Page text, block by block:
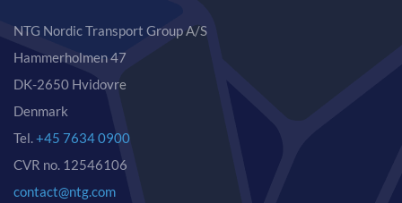
NTG Nordic Transport Group A/S
Hammerholmen 47
DK-2650 Hvidovre
Denmark
Tel.+45 7634 0900
CVR no. 12546106
contact@ntg.com